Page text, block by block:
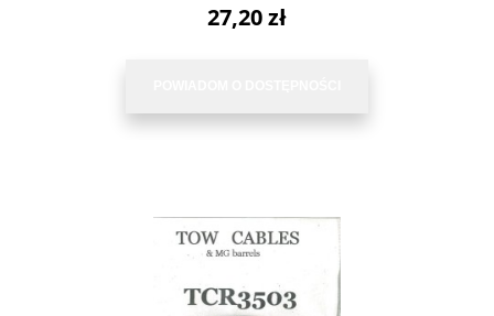
27,20 zł